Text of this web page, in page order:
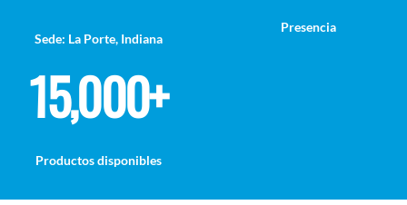
Sede: La Porte, Indiana
Presencia
15,000+
Productos disponibles